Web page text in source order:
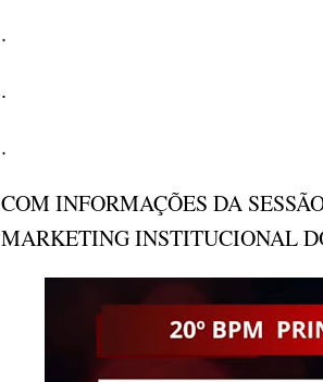
.
.
.
COM INFORMAÇÕES DA
MARKETING INSTITUCIONAL